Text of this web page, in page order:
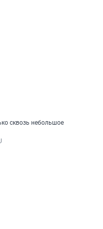
сквозь небольшое